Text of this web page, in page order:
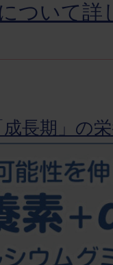
ついて詳
長期」の